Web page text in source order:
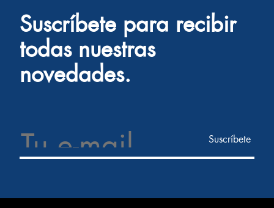
Suscríbete para recibir
todas nuestras
novedades.